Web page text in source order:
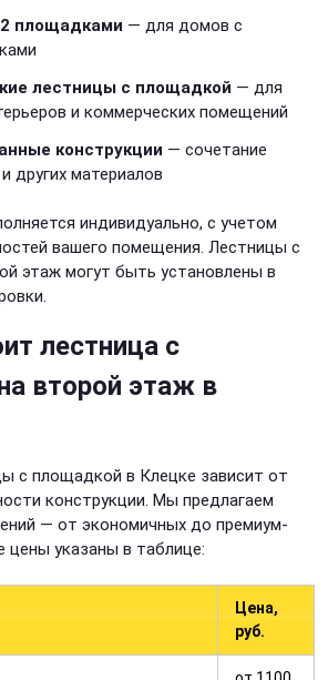
площадками — для домов с
лестницы с площадкой — для
и коммерческих помещений
конструкции — сочетание
других материалов
индивидуально, с учетом
вашего помещения. Лестницы с
этаж могут быть установлены в
лестница с
второй этаж в
с площадкой в Клецке зависит от
конструкции. Мы предлагаем
— от экономичных до премиум-
цены указаны в таблице:
Цена,
руб.